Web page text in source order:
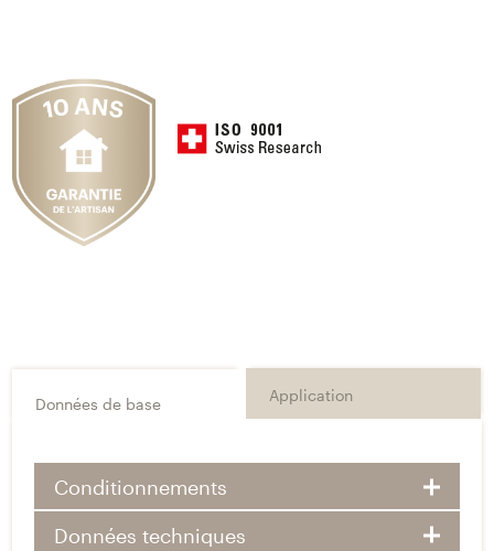
Données de base Application
Conditionnements
Données techniques